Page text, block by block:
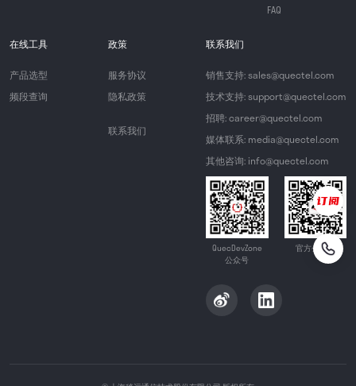
FAQ
在线工具
产品选型
频段查询
政策
服务协议
隐私政策
联系我们
联系我们
销售支持: sales@quectel.com
技术支持: support@quectel.com
招聘: career@quectel.com
媒体联系: media@quectel.com
其他咨询: info@quectel.com
QuecDevZone
公众号
官方公众号